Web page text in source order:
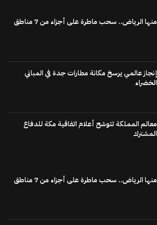
منها الرياض.. سحب ماطرة على أجزاء من 7 مناطق
إنجاز عالمي يرسخ مكانة مطارات جدة في المباني
الخضراء
معالم المملكة تتوشح أعلام اتفاقية مكة للدفاع
المشترك
منها الرياض.. سحب ماطرة على أجزاء من 7 مناطق